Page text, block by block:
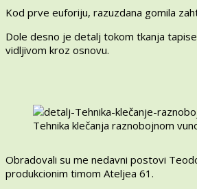
Kod prve euforiju, razuzdana gomila
Dole desno je detalj tokom tkanja
vidljivom kroz osnovu.
Tehnika klečanja raznobojnom
Obradovali su me nedavni postovi
produkcionim timom Ateljea 61.